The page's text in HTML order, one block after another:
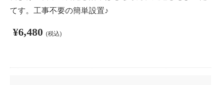
てす。工事不要の簡単設置♪
¥6,480 (税込)